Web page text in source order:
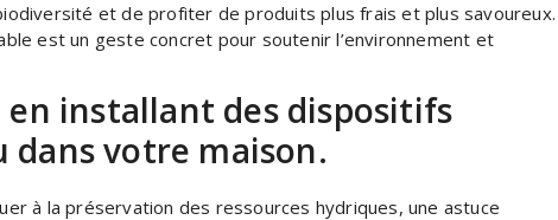
et de profiter de produits plus frais et plus savoureux.
est un geste concret pour soutenir l’environnement et
en installant des dispositifs
dans votre maison.
à la préservation des ressources hydriques, une astuce